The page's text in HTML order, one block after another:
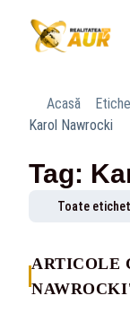
Acasă
Karol Nawrocki
Tag:
Toate
ARTICOLE